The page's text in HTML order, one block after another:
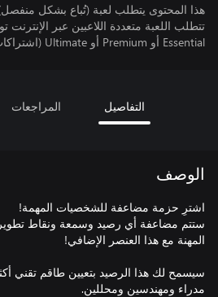
هذا المحتوى يتطلب لعبة (تُباع بشكل
Essential أو Premium أو Ultimate (اشتراكات تُباع بشكل منفصل).
التفاصيل المراجعات
الوصف
ستتم مضاعفة أي رصيد وسمعة ونقاط
سيسمح لك هذا الرصيد بتعيين طاقم تقني
مدراء ومهندسين ومحللين.